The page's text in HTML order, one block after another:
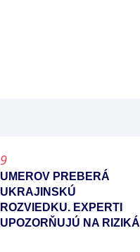
9
UMEROV PREBERÁ
UKRAJINSKÚ
ROZVIEDKU. EXPERTI
UPOZORŇUJÚ NA RIZIKÁ